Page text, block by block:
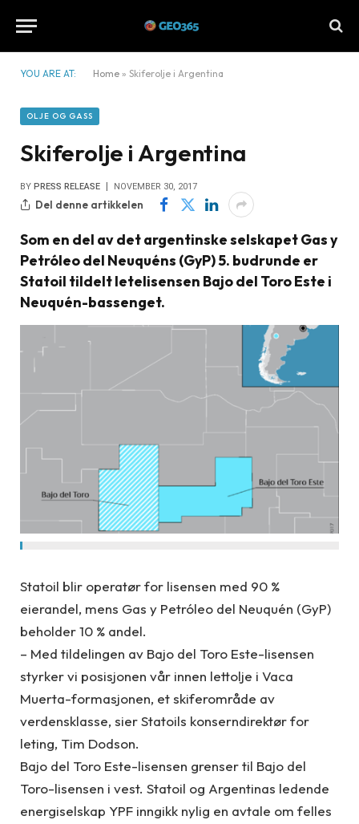
YOU ARE AT: Home » Skiferolje i Argentina
OLJE OG GASS
Skiferolje i Argentina
BY PRESS RELEASE NOVEMBER 30, 2017
Del denne artikkelen
Som en del av det argentinske selskapet Gas y
Petróleo del Neuquéns (GyP) 5. budrunde er
Statoil tildelt letelisensen Bajo del Toro Este i
Neuquén-bassenget.
Statoil blir operatør for lisensen med 90 %
eierandel, mens Gas y Petróleo del Neuquén (GyP)
beholder 10 % andel.
– Med tildelingen av Bajo del Toro Este-lisensen
styrker vi posisjonen vår innen lettolje i Vaca
Muerta-formasjonen, et skiferområde av
verdensklasse, sier Statoils konserndirektør for
leting, Tim Dodson.
Bajo del Toro Este-lisensen grenser til Bajo del
Toro-lisensen i vest. Statoil og Argentinas ledende
energiselskap YPF inngikk nylig en avtale om felles